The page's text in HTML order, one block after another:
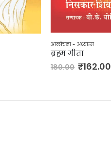
आलोचना - अध्यात्म
ब्रह्म गीता
180.00 ₹162.00